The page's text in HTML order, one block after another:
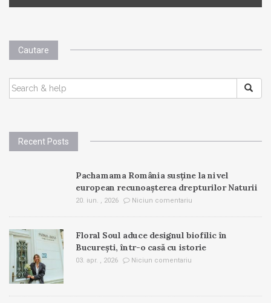
Cautare
SEARCH
FOR:
Recent Posts
Pachamama România susține la nivel
european recunoașterea drepturilor Naturii
20. iun. , 2026 Niciun comentariu
Floral Soul aduce designul biofilic în
București, într-o casă cu istorie
03. apr. , 2026 Niciun comentariu